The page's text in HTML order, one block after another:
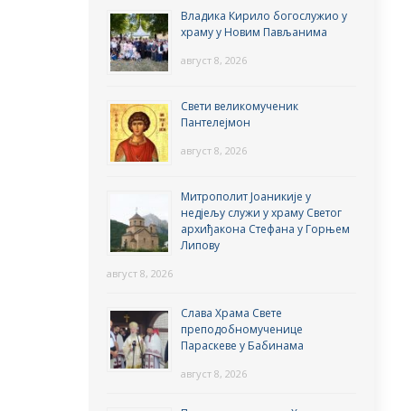
Владика Кирило богослужио у
храму у Новим Пављанима
август 8, 2026
Свети великомученик
Пантелејмон
август 8, 2026
Митрополит Јоаникије у
недјељу служи у храму Светог
архиђакона Стефана у Горњем
Липову
август 8, 2026
Слава Храма Свете
преподобномученице
Параскеве у Бабинама
август 8, 2026